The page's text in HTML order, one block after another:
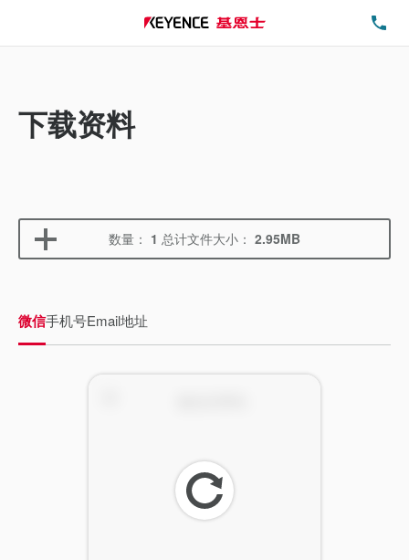
下载资料
数量： 1 总计文件大小： 2.95MB
微信手机号Email地址
刷
新